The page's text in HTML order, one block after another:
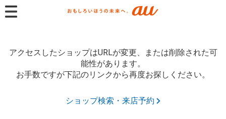
アクセスしたショップはURLが変更、または削除された可
能性があります。
お手数ですが下記のリンクから再度お探しください。
ショップ検索・来店予約